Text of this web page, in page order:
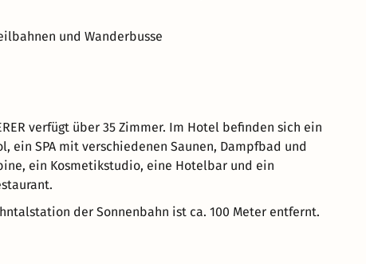
und Wanderbusse
verfügt über 35 Zimmer. Im Hotel befinden sich ein
ein SPA mit verschiedenen Saunen, Dampfbad und
ein Kosmetikstudio, eine Hotelbar und ein
der Sonnenbahn ist ca. 100 Meter entfernt.